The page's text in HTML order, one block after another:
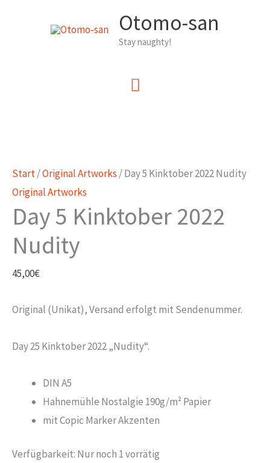
Otomo-san
Stay naughty!
Hauptmenü
Start/Original Artworks / Day 5 Kinktober 2022 Nudity
Original Artworks
Day 5 Kinktober 2022
Nudity
45,00€
Original (Unikat), Versand erfolgt mit Sendenummer.
Day 25 Kinktober 2022 „Nudity“.
DIN A5
Hahnemühle Nostalgie 190g/m² Papier
mit Copic Marker Akzenten
Verfügbarkeit: Nur noch 1 vorrätig